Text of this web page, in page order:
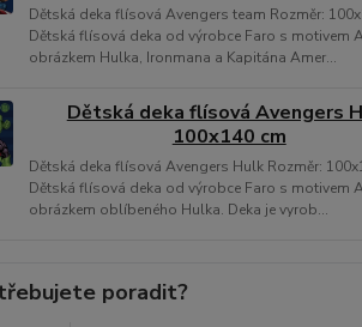
Dětská deka flísová Avengers team Rozměr:
Dětská flísová deka od výrobce Faro s motivem
obrázkem Hulka, Ironmana a Kapitána Amer...
Dětská deka flísová Avengers
100x140 cm
Dětská deka flísová Avengers Hulk Rozměr:
Dětská flísová deka od výrobce Faro s motivem
obrázkem oblíbeného Hulka. Deka je vyrob...
poradit?